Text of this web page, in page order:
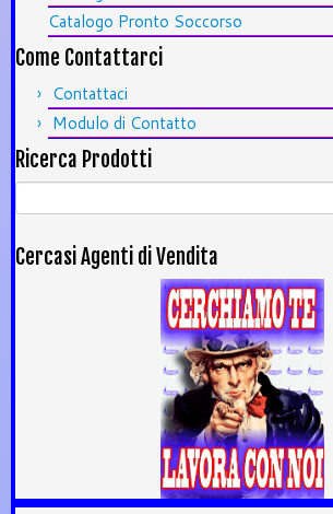
Catalogo Pronto Soccorso
Come Contattarci
Contattaci
Modulo di Contatto
Ricerca Prodotti
Ricerca
per:
Cercasi Agenti di Vendita